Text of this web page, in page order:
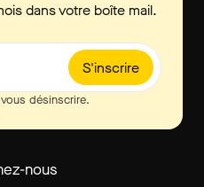
dans votre boîte mail.
S'inscrire
désinscrire.
nous